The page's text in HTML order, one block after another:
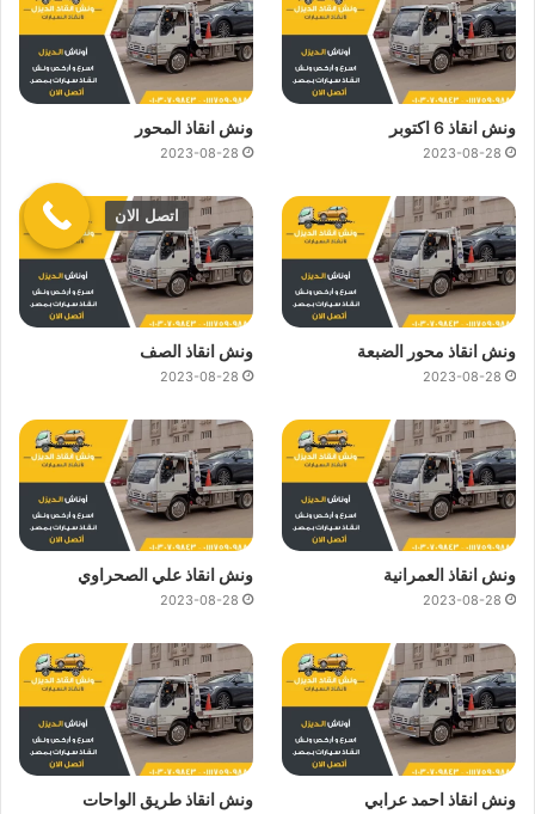
ونش انقاذ 6 اكتوبر
2023-08-28
ونش انقاذ المحور
2023-08-28
ونش انقاذ محور الضبعة
2023-08-28
ونش انقاذ الصف
2023-08-28
ونش انقاذ العمرانية
2023-08-28
ونش انقاذ علي الصحراوي
2023-08-28
ونش انقاذ احمد عرابي ونش انقاذ طريق الواحات
اتصل الان